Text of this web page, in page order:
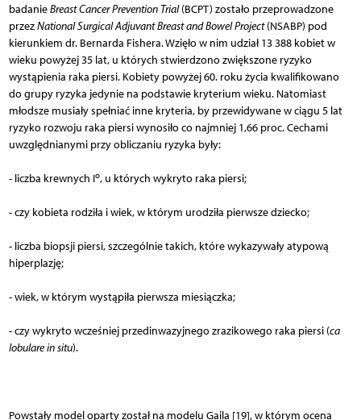
badanieBreast Cancer Prevention Trial(BCPT) zostało przeprowadzone
przezNational Surgical Adjuvant Breast and Bowel Project(NSABP) pod
kierunkiem dr. Bernarda Fishera. Wzięło w nim udział 13 388 kobiet w
wieku powyżej 35 lat, u których stwierdzono zwiększone ryzyko
wystąpienia raka piersi. Kobiety powyżej 60. roku życia kwalifikowano
do grupy ryzyka jedynie na podstawie kryterium wieku. Natomiast
młodsze musiały spełniać inne kryteria, by przewidywane w ciągu 5 lat
ryzyko rozwoju raka piersi wynosiło co najmniej 1,66 proc. Cechami
uwzględnianymi przy obliczaniu ryzyka były:
- liczba krewnych Io, u których wykryto raka piersi;
- czy kobieta rodziła i wiek, w którym urodziła pierwsze dziecko;
- liczba biopsji piersi, szczególnie takich, które wykazywały atypową
hiperplazję;
- wiek, w którym wystąpiła pierwsza miesiączka;
- czy wykryto wcześniej przedinwazyjnego zrazikowego raka piersi (ca
lobulare in situ).
Powstały model oparty został na modelu Gaila [19], w którym ocena